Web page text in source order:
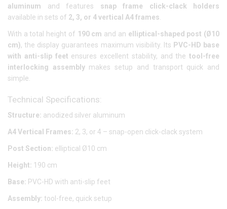
aluminum and features snap frame click-clack holders
available in sets of 2, 3, or 4 vertical A4 frames
With a total height of 190 cm and an elliptical-shaped post (Ø10
cm), the display guarantees maximum visibility. Its PVC-HD base
with anti-slip feet ensures excellent stability, and the tool-free
interlocking assemblymakes setup and transport quick and
simple.
Technical Specifications:
Structure: anodized silver aluminum
A4 Vertical Frames: 2, 3, or 4 – snap-open click-clack system
Post Section: elliptical Ø10 cm
Height: 190 cm
Base: PVC-HD with anti-slip feet
Assembly: tool-free, quick setup